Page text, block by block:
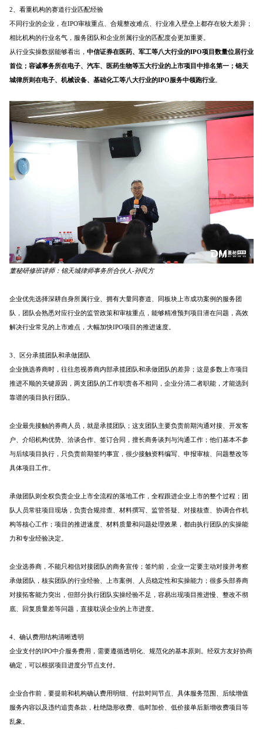
2、看重机构的赛道行业匹配经验
不同行业的企业，在IPO审核重点、合规整改难点、行业准入壁垒上都存在较大差异；
相比机构的行业名气，服务团队和企业所属行业的匹配度会更加重要。
从行业实操数据能够看出， 中信证券在医药、军工等八大行业的IPO项目数量位居行业
首位；容诚事务所在电子、汽车、医药生物等五大行业的上市项目中排名第一；锦天
城律所则在电子、机械设备、基础化工等八大行业的IPO服务中领跑行业。
董秘研修班讲师：锦天城律师事务所合伙人-孙民方
企业优先选择深耕自身所属行业、拥有大量同赛道、同板块上市成功案例的服务团
队，团队会熟悉对应行业的监管政策和审核重点，能够精准预判项目潜在问题，高效
解决行业常见的上市难点，大幅加快IPO项目的推进速度。
3、区分承揽团队和承做团队
企业挑选券商时，往往忽视券商内部承揽团队和承做团队的差异；这是多数上市项目
推进不顺的关键原因，两支团队的工作职责各不相同，企业分清二者职能，才能选到
靠谱的项目执行团队。
企业最先接触的券商人员，就是承揽团队；这支团队主要负责前期沟通对接、开发客
户、介绍机构优势、洽谈合作、签订合同，擅长商务谈判与沟通工作；他们基本不参
与后续项目执行，只负责前期签约事宜，很少接触资料编写、申报审核、问题整改等
具体项目工作。
承做团队则全权负责企业上市全流程的落地工作，全程跟进企业上市的整个过程；团
队人员常驻项目现场，负责合规排查、材料撰写、监管答疑、对接核查、协调合作机
构等核心工作；项目的推进速度、材料质量和问题处理效果，都由执行团队的实操能
力和专业经验决定。
企业选券商，不能只相信对接团队的商务宣传；签约前，企业一定要主动对接并考察
承做团队，核实团队的行业经验、上市案例、人员稳定性和实操能力；很多头部券商
对接拓客能力突出，但部分执行团队实操经验不足，容易出现项目推进慢、整改不彻
底、回复质量差等问题，直接耽误企业的上市进度。
4、确认费用结构清晰透明
企业支付的IPO中介服务费用，需要遵循透明化、规范化的基本原则。经双方友好协商
确定，可以根据项目进度分节点支付。
企业合作前，要提前和机构确认费用明细、付款时间节点、具体服务范围、后续增值
服务内容以及违约追责条款，杜绝隐形收费、临时加价、低价接单后新增收费项目等
乱象。